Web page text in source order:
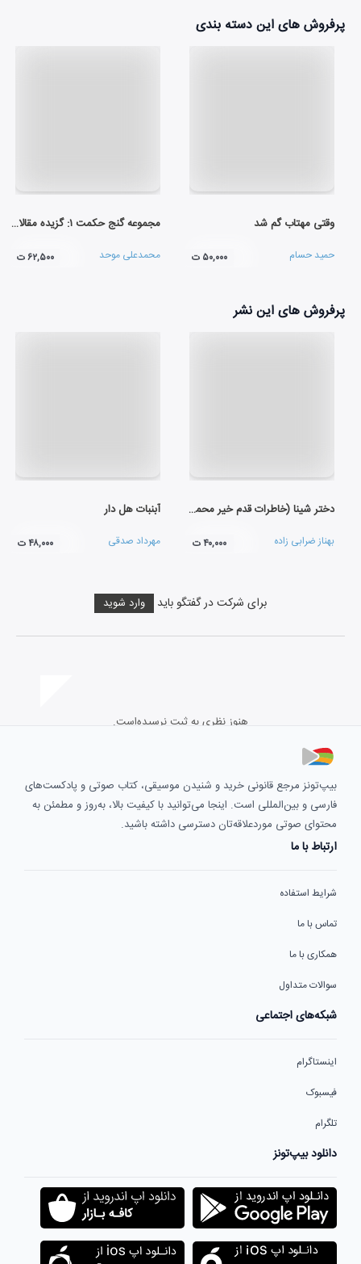
پرفروش های این دسته بندی
وقتی مهتاب گم شد
حمید حسام ۵۰,۰۰۰ ت
مجموعه گنج حکمت ۱: گزیده مقالات شمس تبریزی
محمدعلی موحد ۶۲,۵۰۰ ت
پرفروش های این نشر
دختر شینا (خاطرات قدم خیر محمدی کنعان)
بهناز ضرابی زاده ۴۰,۰۰۰ ت
آبنبات هل دار
مهرداد صدقی ۴۸,۰۰۰ ت
برای شرکت در گفتگو باید وارد شوید
هنوز نظری به ثبت نرسیده‌است.
بیپ‌تونز مرجع قانونی خرید و شنیدن موسیقی، کتاب صوتی و پادکست‌های
فارسی و بین‌المللی است. اینجا می‌توانید با کیفیت بالا، به‌روز و مطمئن به
محتوای صوتی موردعلاقه‌تان دسترسی داشته باشید.
ارتباط با ما
شرایط استفاده
تماس با ما
همکاری با ما
سوالات متداول
شبکه‌های اجتماعی
اینستاگرام
فیسبوک
تلگرام
دانلود بیپ‌تونز